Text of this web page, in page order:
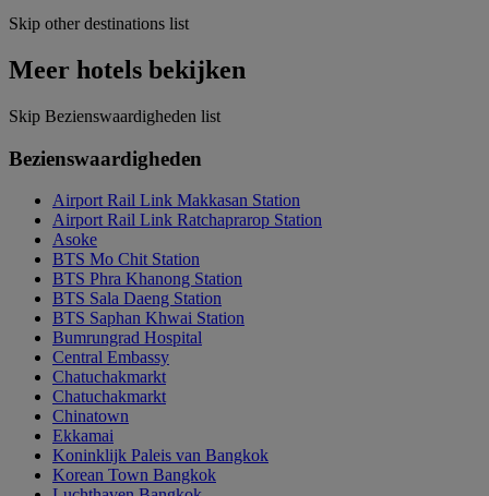
Skip other destinations list
Meer hotels bekijken
Skip Bezienswaardigheden list
Bezienswaardigheden
Airport Rail Link Makkasan Station
Airport Rail Link Ratchaprarop Station
Asoke
BTS Mo Chit Station
BTS Phra Khanong Station
BTS Sala Daeng Station
BTS Saphan Khwai Station
Bumrungrad Hospital
Central Embassy
Chatuchakmarkt
Chatuchakmarkt
Chinatown
Ekkamai
Koninklijk Paleis van Bangkok
Korean Town Bangkok